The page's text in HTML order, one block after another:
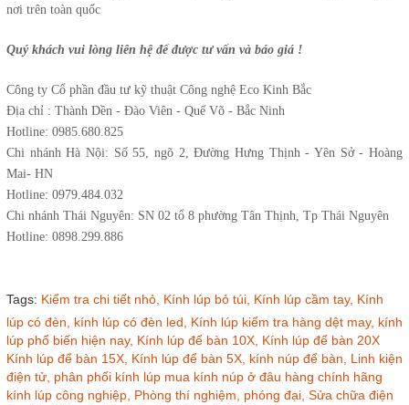
nơi trên toàn quốc
Quý khách vui lòng liên hệ để được tư vấn và báo giá !
Công ty Cổ phần đầu tư kỹ thuật Công nghệ Eco Kinh Bắc
Địa chỉ : Thành Dền - Đào Viên - Quế Võ - Bắc Ninh
Hotline: 0985.680.825
Chi nhánh Hà Nội: Số 55, ngõ 2, Đường Hưng Thịnh - Yên Sở - Hoàng
Mai- HN
Hotline: 0979.484.032
Chi nhánh Thái Nguyên: SN 02 tổ 8 phường Tân Thịnh, Tp Thái Nguyên
Hotline: 0898.299.886
Tags: Kiểm tra chi tiết nhỏ, Kính lúp bỏ túi, Kính lúp cầm tay, Kính
lúp có đèn, kính lúp có đèn led, Kính lúp kiểm tra hàng dệt may, kính
lúp phổ biến hiện nay, Kính lúp để bàn 10X, Kính lúp để bàn 20X
Kính lúp để bàn 15X, Kính lúp để bàn 5X, kính núp để bàn, Linh kiện
điện tử, phân phối kính lúp mua kính núp ở đâu hàng chính hãng
kính lúp công nghiệp, Phòng thí nghiệm, phóng đại, Sửa chữa điện